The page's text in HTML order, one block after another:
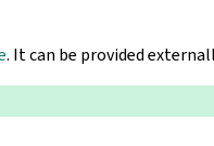
. It can be provided